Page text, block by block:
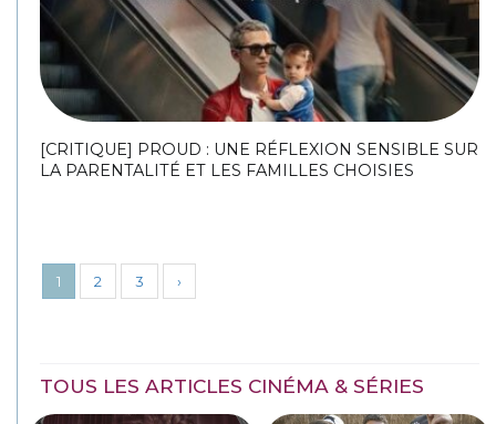
[CRITIQUE] PROUD : UNE RÉFLEXION SENSIBLE SUR
LA PARENTALITÉ ET LES FAMILLES CHOISIES
1 2 3 ›
TOUS LES ARTICLES CINÉMA & SÉRIES